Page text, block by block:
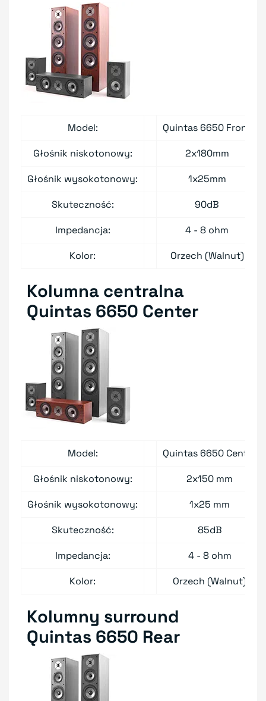
Model: Quintas 6650 Front
Głośnik niskotonowy: 2x180mm
Głośnik wysokotonowy: 1x25mm
Skuteczność: 90dB
Impedancja: 4 - 8 ohm
Kolor: Orzech (Walnut)
Kolumna centralna
Quintas 6650 Center
Model: Quintas 6650 Center
Głośnik niskotonowy: 2x150 mm
Głośnik wysokotonowy: 1x25 mm
Skuteczność: 85dB
Impedancja: 4 - 8 ohm
Kolor: Orzech (Walnut)
Kolumny surround
Quintas 6650 Rear